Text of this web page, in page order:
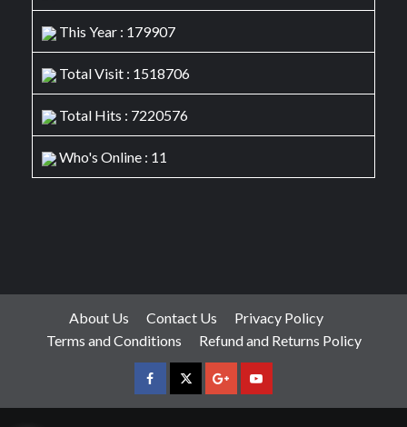
This Year : 179907
Total Visit : 1518706
Total Hits : 7220576
Who's Online : 11
About Us Contact Us
Privacy Policy
Terms and Conditions
Refund and Returns Policy
facebookTwitterGoogleYouTube